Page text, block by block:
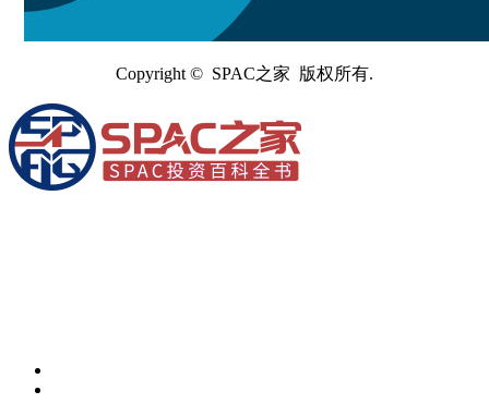
Copyright © SPAC之家 版权所有.